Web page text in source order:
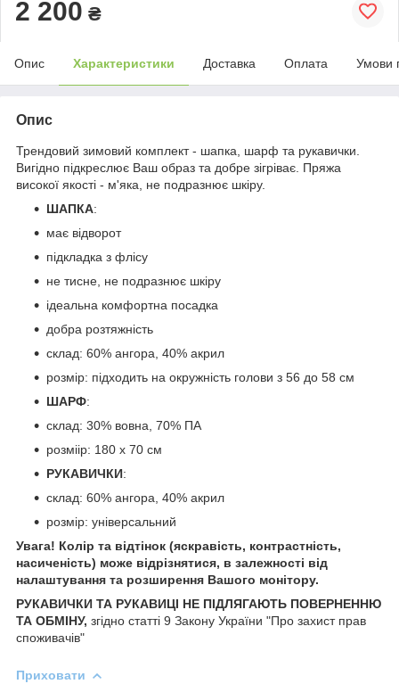
2 200 ₴
Опис Характеристики Доставка Оплата Умови
Опис
Трендовий зимовий комплект - шапка, шарф та рукавички.
Вигідно підкреслює Ваш образ та добре зігріває. Пряжа
високої якості - м'яка, не подразнює шкіру.
ШАПКА:
має відворот
підкладка з флісу
не тисне, не подразнює шкіру
ідеальна комфортна посадка
добра розтяжність
склад: 60% ангора, 40% акрил
розмір: підходить на окружність голови з 56 до 58 см
ШАРФ:
склад: 30% вовна, 70% ПА
розміір: 180 х 70 см
РУКАВИЧКИ:
склад: 60% ангора, 40% акрил
розмір: універсальний
Увага! Колір та відтінок (яскравість, контрастність,
насиченість) може відрізнятися, в залежності від
налаштування та розширення Вашого монітору.
РУКАВИЧКИ ТА РУКАВИЦІ НЕ ПІДЛЯГАЮТЬ ПОВЕРНЕННЮ
ТА ОБМІНУ, згідно статті 9 Закону України "Про захист прав
споживачів"
Приховати